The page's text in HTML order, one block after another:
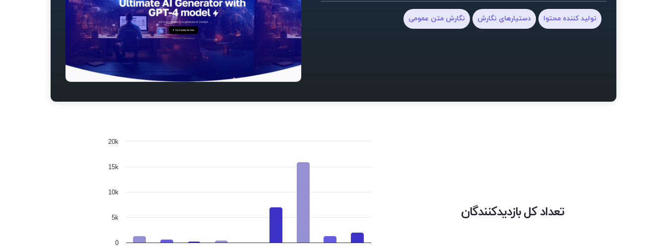
تولید کننده محتوا دستیارهای نگارش نگارش متن عمومی
تعداد کل بازدیدکنندگان
0
5k
10k
15k
20k